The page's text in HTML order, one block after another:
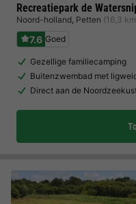
Recreatiepark de
Noord-holland, Petten (16,3
7.6 Goed
Gezellige familiecamping
Buitenzwembad met
Direct aan de